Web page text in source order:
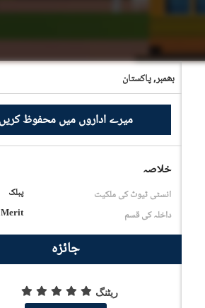
بھمبر,پاکستان
میرے اداروں میں محفوظ کریں
خلاصہ
انسٹی ٹیوٹ کی ملکیت
پبلک
داخلہ کی قسم
Merit
جائزہ
ریٹنگ